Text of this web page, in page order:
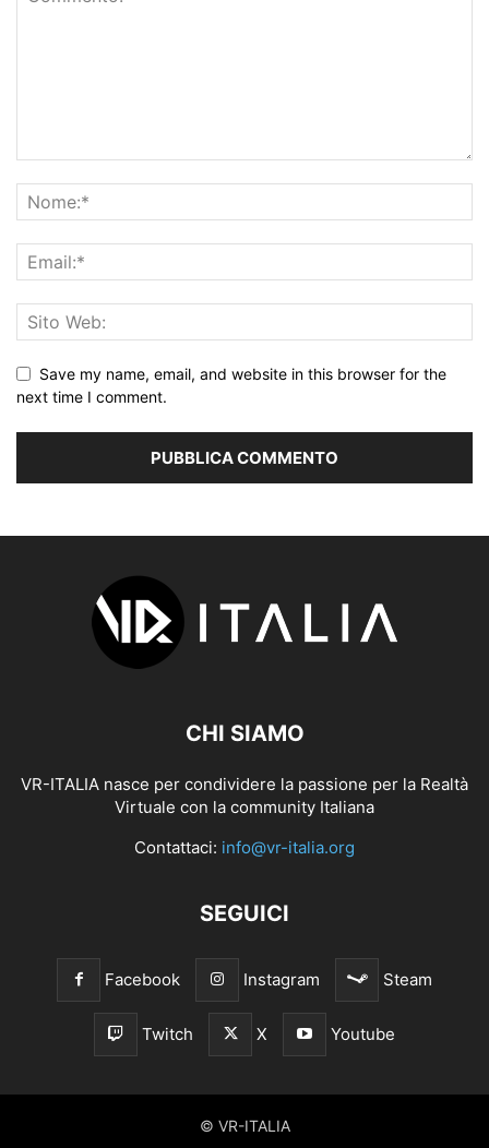
Save my name, email, and website in this browser for the
next time I comment.
CHI SIAMO
VR-ITALIA nasce per condividere la passione per la Realtà
Virtuale con la community Italiana
Contattaci: info@vr-italia.org
SEGUICI
Facebook Instagram Steam
Twitch X Youtube
© VR-ITALIA